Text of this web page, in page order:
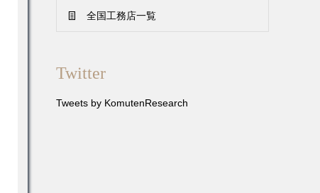
全国工務店一覧
Twitter
Tweets by KomutenResearch